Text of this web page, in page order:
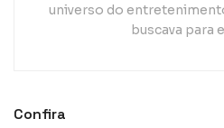
universo do
buscava para
Confira